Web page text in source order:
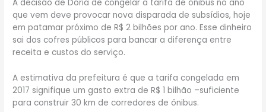
A decisão de Doria de congelar a tarifa de ônibus no ano
que vem deve provocar nova disparada de subsídios, hoje
em patamar próximo de R$ 2 bilhões por ano. Esse dinheiro
sai dos cofres públicos para bancar a diferença entre
receita e custos do serviço.
A estimativa da prefeitura é que a tarifa congelada em
2017 signifique um gasto extra de R$ 1 bilhão –suficiente
para construir 30 km de corredores de ônibus.